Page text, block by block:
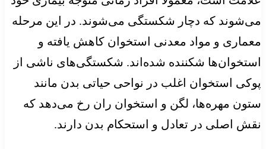
می‌شوند که دچار شکستگی می‌شوند. در این مرحله
معماری و مواد معدنی استخوان کاهش یافته و
استخوان‌ها شکننده شده‌اند. شکستگی‌های ناشی از
پوکی استخوان اغلب در نواحی حیاتی بدن مانند
ستون مهره‌ها، لگن و استخوان ران رخ می‌دهد که
نقش اصلی در تعادل و استحکام بدن دارند.